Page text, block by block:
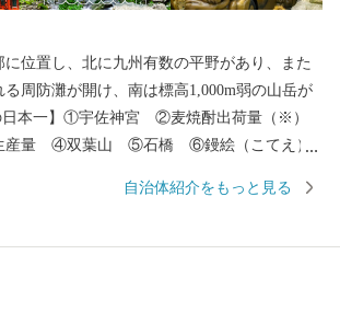
位置し、北に九州有数の平野があり、また
周防灘が開け、南は標高1,000m弱の山岳が
産量 ④双葉山 ⑤石橋 ⑥鏝絵（こてえ）
ム ※「酒類製造業及び酒類卸
自治体紹介をもっと見る